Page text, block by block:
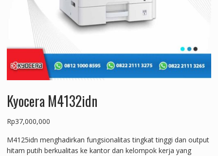
Kyocera M4132idn
Rp37,000,000
M4125idn menghadirkan fungsionalitas tingkat tinggi dan output
hitam putih berkualitas ke kantor dan kelompok kerja yang